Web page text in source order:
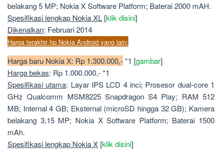
belakang 5 MP; Nokia X Software Platform; Baterai 2000 mAH.
Spesifikasi lengkap Nokia XL [klik disini]
Dikenalkan: Februari 2014
Harga terakhir hp Nokia Android yang lain:
Harga baru Nokia X: Rp 1.300.000,-*1 [gambar]
Harga bekas: Rp 1.000.000,- *1
Spesifikasi utama: Layar IPS LCD 4 inci; Prosesor dual-core 1
GHz Qualcomm MSM8225 Snapdragon S4 Play; RAM 512
MB; Internal 4 GB; Eksternal (microSD hingga 32 GB); Kamera
belakang 3,15 MP; Nokia X Software Platform; Baterai 1500
mAh.
Spesifikasi lengkap Nokia X [klik disini]